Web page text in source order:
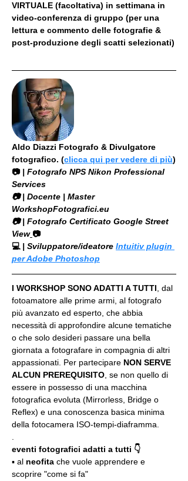
VIRTUALE (facoltativa) in settimana in
video-conferenza di gruppo (per una
lettura e commento delle fotografie &
post-produzione degli scatti selezionati)
Aldo Diazzi Fotografo & Divulgatore
fotografico. (clicca qui per vedere di più)
📷 | Fotografo NPS Nikon Professional
Services
​📷 | Docente | Master
WorkshopFotografici.eu
📷 | Fotografo Certificato Google Street
View 📷
💻 | Sviluppatore/ideatore Intuitiv plugin
per Adobe Photoshop
I WORKSHOP SONO ADATTI A TUTTI , dal
fotoamatore alle prime armi, al fotografo
più avanzato ed esperto, che abbia
necessità di approfondire alcune tematiche
o che solo desideri passare una bella
giornata a fotografare in compagnia di altri
appassionati. Per partecipare NON SERVE
ALCUN PREREQUISITO , se non quello di
essere in possesso di una macchina
fotografica evoluta (Mirrorless, Bridge o
Reflex) e una conoscenza basica minima
della fotocamera ISO-tempi-diaframma.
eventi fotografici adatti a tutti 👇
▪️ al neofita che vuole apprendere e
scoprire "come si fa"